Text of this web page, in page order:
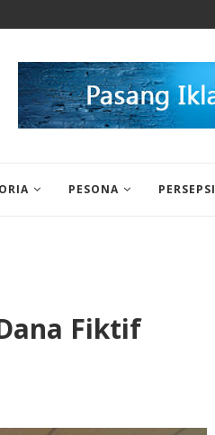
PESONA PERSEPSI
Fiktif